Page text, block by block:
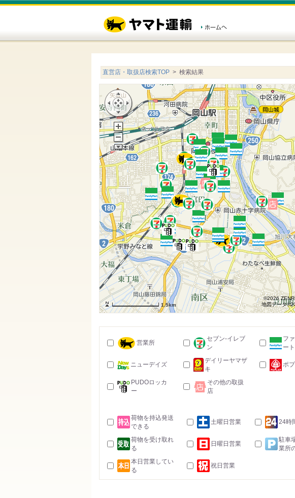
直営店・取扱店検索TOP > 検索結果
1.5km
©2026
地図データ
営業所
セブン-イレブ
ン
フ
ート
ニューデイズ
デイリーヤマザ
キ
ポ
PUDOロッカ
ー
その他の取扱
店
荷物を持込発送
できる
土曜日営業 24時
荷物を受け取れ
る
日曜日営業
駐車
業所
本日営業してい
る
祝日営業